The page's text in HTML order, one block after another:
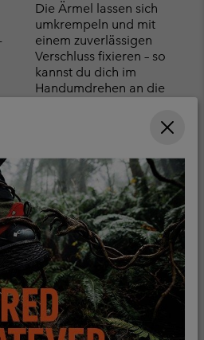
Die Ärmel lassen sich
umkrempeln und mit
einem zuverlässigen
Verschluss fixieren – so
kannst du dich im
Handumdrehen an die
Atmungsaktive
Belüftungsöffnungen